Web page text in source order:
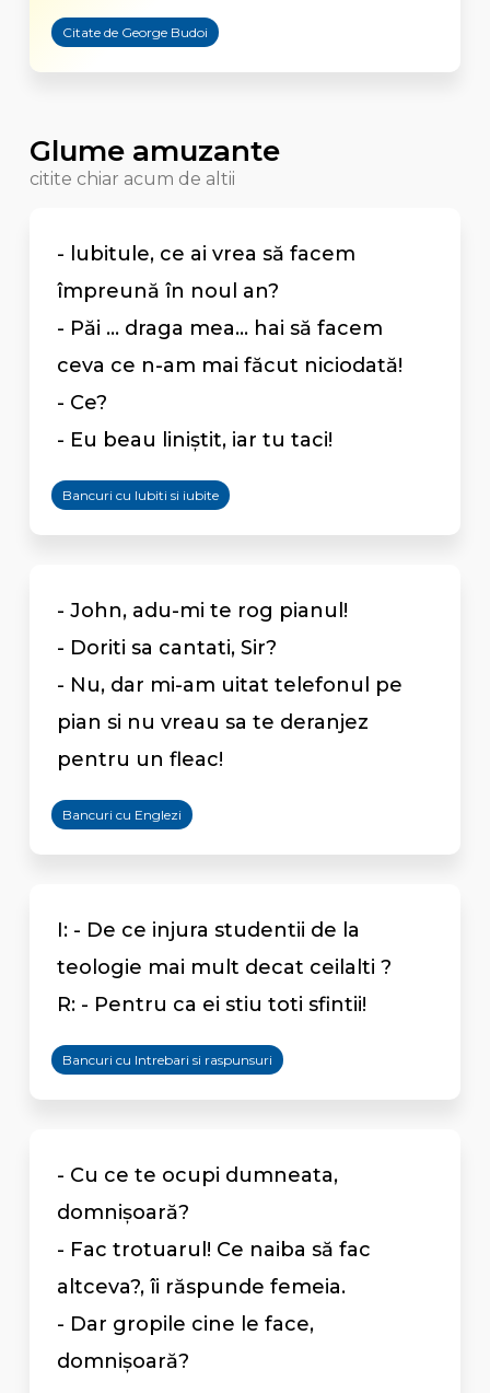
Citate de George Budoi
Glume amuzante
citite chiar acum de altii
- lubitule, ce ai vrea să facem
împreună în noul an?
- Păi ... draga mea... hai să facem
ceva ce n-am mai făcut niciodată!
- Ce?
- Eu beau liniștit, iar tu taci!
Bancuri cu Iubiti si iubite
- John, adu-mi te rog pianul!
- Doriti sa cantati, Sir?
- Nu, dar mi-am uitat telefonul pe
pian si nu vreau sa te deranjez
pentru un fleac!
Bancuri cu Englezi
I: - De ce injura studentii de la
teologie mai mult decat ceilalti ?
R: - Pentru ca ei stiu toti sfintii!
Bancuri cu Intrebari si raspunsuri
- Cu ce te ocupi dumneata,
domnișoară?
- Fac trotuarul! Ce naiba să fac
altceva?, îi răspunde femeia.
- Dar gropile cine le face,
domnișoară?